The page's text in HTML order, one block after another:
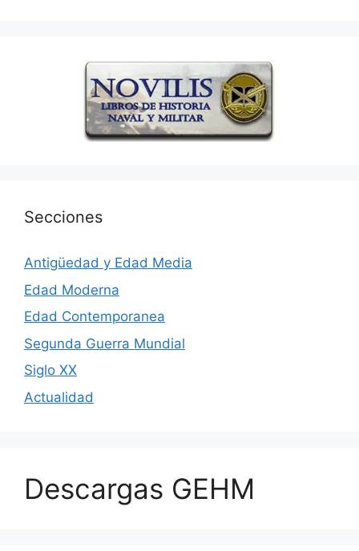
Secciones
Antigüedad y Edad Media
Edad Moderna
Edad Contemporanea
Segunda Guerra Mundial
Siglo XX
Actualidad
Descargas GEHM